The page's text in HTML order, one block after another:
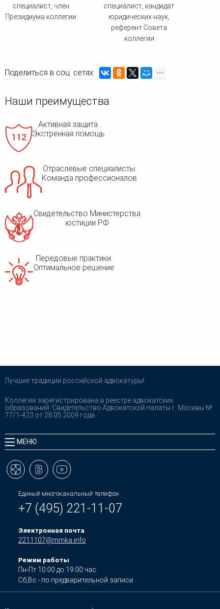
специалист, член
Президиума коллегии
специалист, кандидат
юридических наук,
референт Совета
коллегии
Поделиться в соц. сетях:
Наши преимущества
Активная защита.
Экстренная помощь
Отраслевые специалисты.
Команда профессионалов
Свидетельство Министерства
юстиции РФ
Передовые практики.
Оптимальное решение
Лучшие традиции российской адвокатуры!
Коллегия зарегистрирована в реестре адвокатских
образований. Свидетельство Адвокатской палаты г. Москвы №
77/1-423 от 28.05.2009 года.
МЕНЮ
Единый многоканальный телефон
+7 (495) 221-11-07
Электронная почта
2211107@mmka.info
Режим работы
Пн-Пт 10:00 до 19:00 час.
Сб,Вс - по предварительной записи